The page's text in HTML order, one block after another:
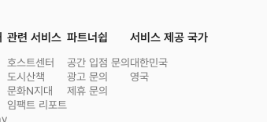
관련 서비스
호스트센터
도시산책
문화N지대
임팩트 리포트
파트너쉽
공간 입점 문의
광고 문의
제휴 문의
서비스 제공 국가
대한민국
영국